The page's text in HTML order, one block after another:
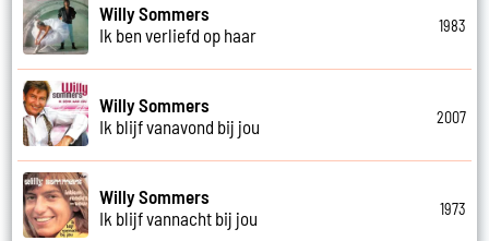
Willy Sommers
Ik ben verliefd op haar
1983
Willy Sommers
Ik blijf vanavond bij jou
2007
Willy Sommers
Ik blijf vannacht bij jou
1973